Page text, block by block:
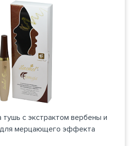
тушь с экстрактом вербены и
мерцающего эффекта